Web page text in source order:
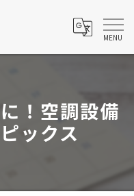
！空調設備
ックス